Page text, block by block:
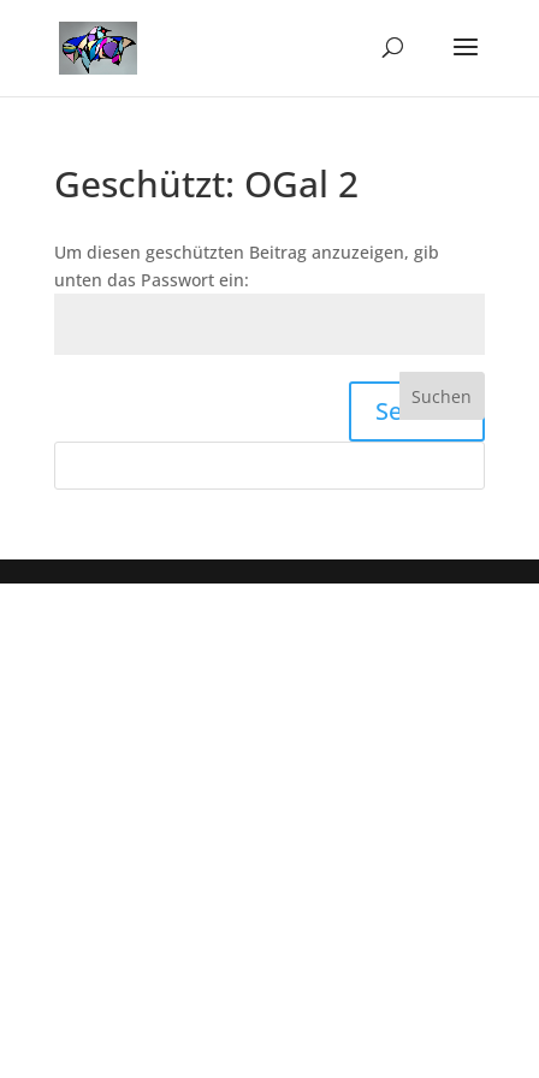
Geschützt: OGal 2
Um diesen geschützten Beitrag anzuzeigen, gib
unten das Passwort ein:
Senden